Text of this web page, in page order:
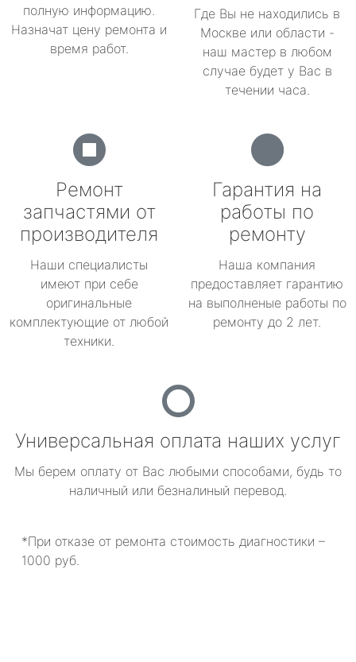
полную информацию.
Назначат цену ремонта и
время работ.
Где Вы не находились в
Москве или области -
наш мастер в любом
случае будет у Вас в
течении часа.
Ремонт
запчастями от
производителя
Наши специалисты
имеют при себе
оригинальные
комплектующие от любой
техники.
Гарантия на
работы по
ремонту
Наша компания
предоставляет гарантию
на выполненые работы по
ремонту до 2 лет.
Универсальная оплата наших услуг
Мы берем оплату от Вас любыми способами, будь то
наличный или безналиный перевод.
*При отказе от ремонта стоимость диагностики –
1000 руб.